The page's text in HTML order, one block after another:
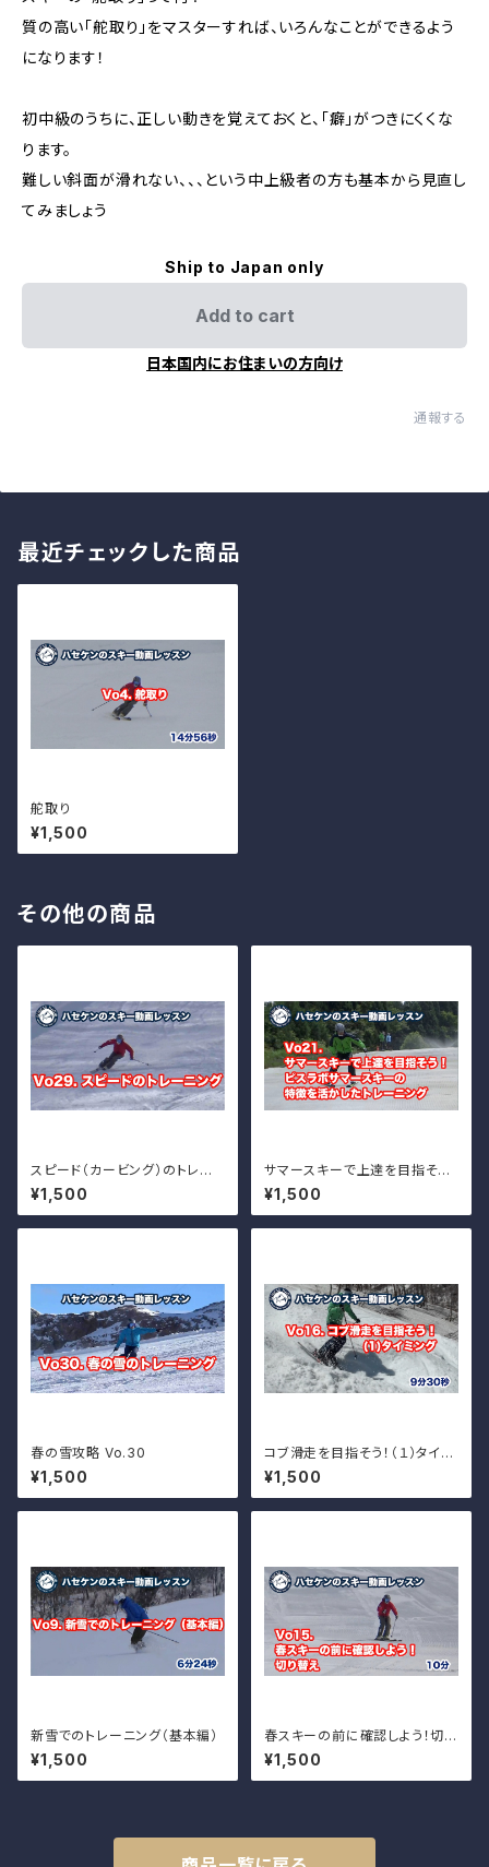
質の高い「舵取り」をマスターすれば、いろんなことができるよう
になります！
初中級のうちに、正しい動きを覚えておくと、「癖」がつきにくくな
ります。
難しい斜面が滑れない、、、という中上級者の方も基本から見直し
てみましょう
Ship to Japan only
Add to cart
日本国内にお住まいの方向け
通報する
最近チェックした商品
舵取り
¥1,500
その他の商品
スピード（カービング）のトレー
ニング Vo.29
¥1,500
サマースキーで上達を目指そう！
ピスラボサマースキーの特徴を
活かしたトレーニング Vo.21
¥1,500
春の雪攻略 Vo.30
¥1,500
コブ滑走を目指そう！（１）タイミ
ング
¥1,500
新雪でのトレーニング（基本編）
¥1,500
春スキーの前に確認しよう！切り
替え
¥1,500